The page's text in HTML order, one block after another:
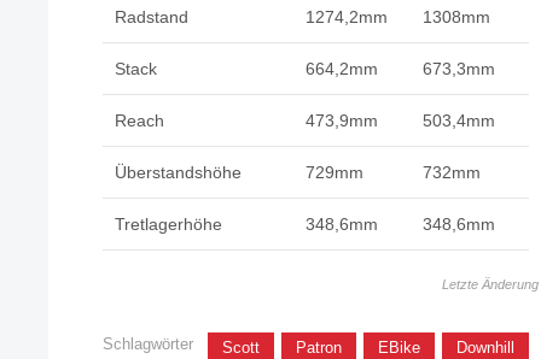
Radstand 1274,2mm 1308mm
Stack 664,2mm 673,3mm
Reach 473,9mm 503,4mm
Überstandshöhe 729mm 732mm
Tretlagerhöhe 348,6mm 348,6mm
Letzte
Schlagwörter Scott Patron EBike Downhill